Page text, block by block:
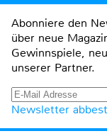
Abonniere den
über neue
Gewinnspiele,
unserer Partner.
Newsletter